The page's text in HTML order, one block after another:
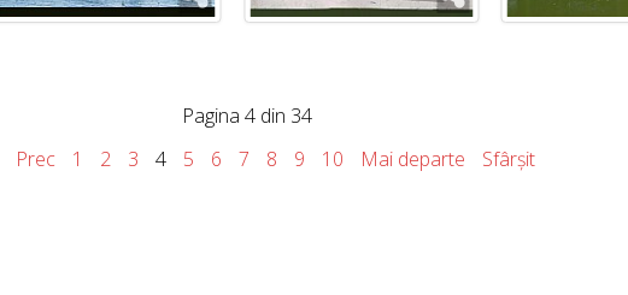
Pagina 4 din 34
Prec 1 2 3 4 5 6 7 8 9 10 Mai departe Sfârșit